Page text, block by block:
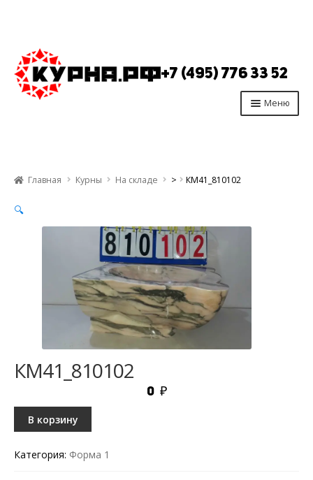
Перейти
к
навигации
Перейти
к
содержимому
+7 (495) 776 33 52
Меню
Производство
Опт
Главная Курны На складе > КМ41_810102
🔍
КМ41_810102
0 ₽
В корзину
Категория: Форма 1